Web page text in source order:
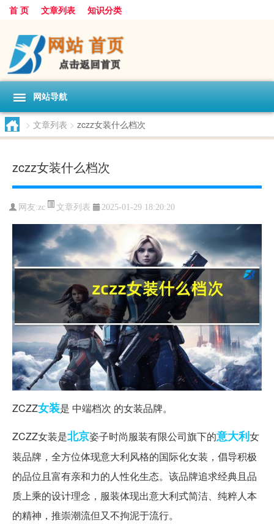
首 页 文章列表 知识分类
网站导航
> 文章列表 > zczz女装什么档次
zczz女装什么档次
网友:zc 文章列表 2025-01-29 18:20:20
ZCZZ女装是 中端档次 的女装品牌。
ZCZZ女装是北京姿子时尚服装有限公司旗下的意大利女
装品牌，全方位体现意大利风格的国际化女装，倡导积极
的品位且富有亲和力的人性化生态。该品牌追求经典且品
质上乘的设计理念，服装体现出意大利式简洁、纯粹人本
的精神，推崇潮流但又不拘泥于流行。